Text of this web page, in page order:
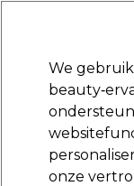
Merken Deals
Na
We
onze